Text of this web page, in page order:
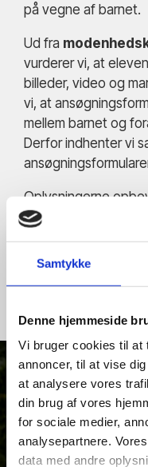
Samtykke
Denne hjemmeside
Vi bruger cookies til at
annoncer, til at vise
at analysere vores
din brug af vores
for sociale medier,
analysepartnere.
data med andre
på vegne af barnet.
Ud fra
vurderer vi, at
billeder, video og
vi, at
mellem barnet og
Derfor indhenter vi
Oplysningerne
KomIT – og vi
drive skolen eller